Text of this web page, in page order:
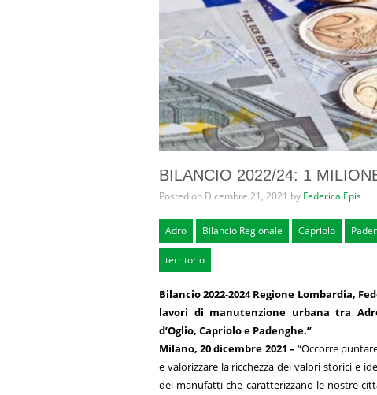
BILANCIO 2022/24: 1
Posted on Dicembre 21, 2021 by Federica Epis
Adro Bilancio Regionale Capriolo
territorio
Bilancio 2022-2024 Regione Lombardia,
lavori di manutenzione urbana tra
d’Oglio, Capriolo e Padenghe.”
Milano, 20 dicembre 2021 – “Occorre
e valorizzare la ricchezza dei valori storici e
dei manufatti che caratterizzano le nostre